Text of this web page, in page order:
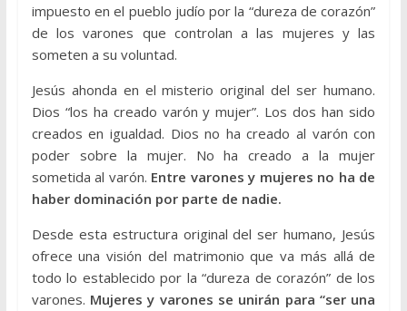
impuesto en el pueblo judío por la “dureza de corazón”
de los varones que controlan a las mujeres y las
someten a su voluntad.
Jesús ahonda en el misterio original del ser humano.
Dios “los ha creado varón y mujer”. Los dos han sido
creados en igualdad. Dios no ha creado al varón con
poder sobre la mujer. No ha creado a la mujer
sometida al varón. Entre varones y mujeres no ha de
haber dominación por parte de nadie.
Desde esta estructura original del ser humano, Jesús
ofrece una visión del matrimonio que va más allá de
todo lo establecido por la “dureza de corazón” de los
varones. Mujeres y varones se unirán para “ser una